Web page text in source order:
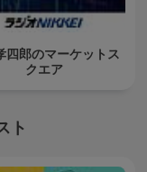
四郎のマーケットス
クエア
ト